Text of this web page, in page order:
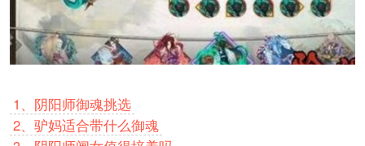
1、 阴阳师御魂挑选
2、 驴妈适合带什么御魂